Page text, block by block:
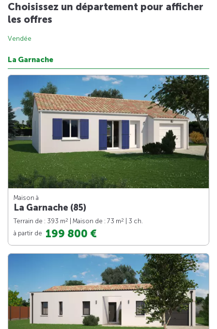
Choisissez un département pour afficher
les offres
Vendée
La Garnache
Maison à
La Garnache (85)
Terrain de : 393 m2 | Maison de : 73 m2
| 3 ch.
à partir de 199 800 €